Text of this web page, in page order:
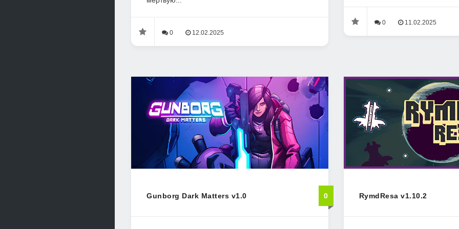
0 12.02.2025
0 11.02.2025
Gunborg Dark Matters v1.0 0 RymdResa v1.10.2